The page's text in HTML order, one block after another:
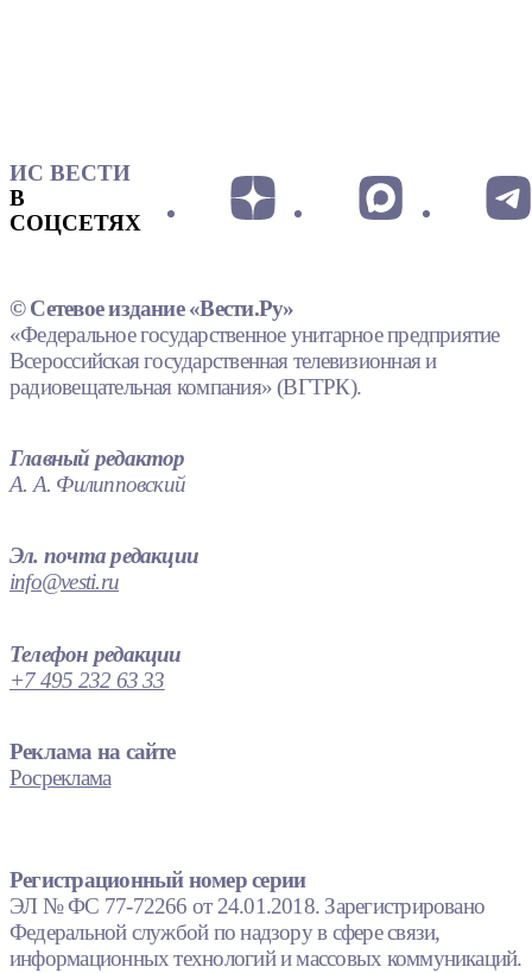
ИС ВЕСТИ
В
СОЦСЕТЯХ
© Сетевое издание «Вести.Ру»
«Федеральное государственное унитарное предприятие
Всероссийская государственная телевизионная и
радиовещательная компания» (ВГТРК).
Главный редактор
А. А. Филипповский
Эл. почта редакции
info@vesti.ru
Телефон редакции
+7 495 232 63 33
Реклама на сайте
Росреклама
Регистрационный номер серии
ЭЛ № ФС 77-72266 от 24.01.2018. Зарегистрировано
Федеральной службой по надзору в сфере связи,
информационных технологий и массовых коммуникаций.